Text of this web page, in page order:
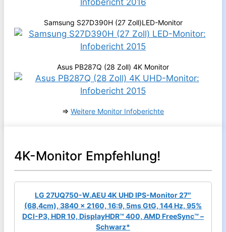
Samsung S27D390H (27 Zoll)LED-Monitor
Asus PB287Q (28 Zoll) 4K Monitor
⇒ Weitere Monitor Infoberichte
4K-Monitor Empfehlung!
LG 27UQ750-W.AEU 4K UHD IPS-Monitor 27″
(68,4cm), 3840 x 2160, 16:9, 5ms GtG, 144 Hz, 95%
DCI-P3, HDR 10, DisplayHDR™ 400, AMD FreeSync™ –
Schwarz*